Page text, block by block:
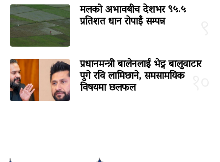
मलको अभावबीच देशभर ९५.५
प्रतिशत धान रोपाइँ सम्पन्न
प्रधानमन्त्री बालेनलाई भेट्न बालुवाटार
पुगे रवि लामिछाने, समसामयिक
विषयमा छलफल